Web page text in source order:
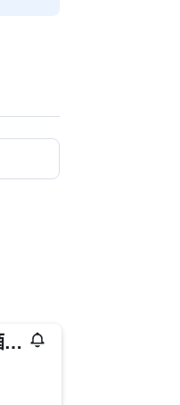
三亞亞龍灣紅樹林度假酒店（巴厘島熱帶風情最佳親子度假酒店）